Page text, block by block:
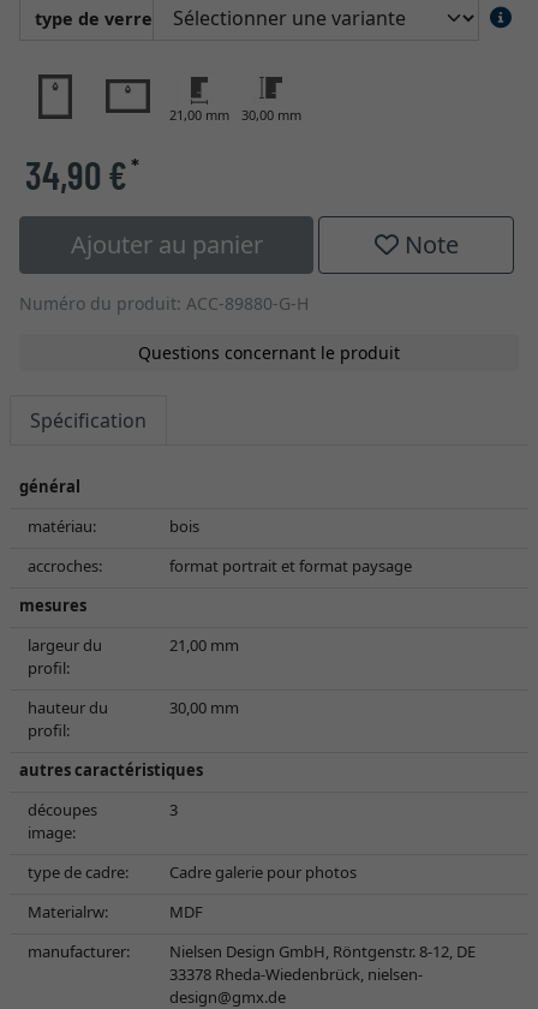
type de verre
21,00 mm 30,00 mm
34,90 €*
Ajouter au panier Note
Numéro du produit: ACC-89880-G-H
Questions concernant le produit
Spécification
général
matériau:
bois
accroches:
format portrait et format paysage
mesures
largeur du
profil:
21,00 mm
hauteur du
profil:
30,00 mm
autres caractéristiques
découpes
image:
3
type de cadre:
Cadre galerie pour photos
Materialrw:
MDF
manufacturer:
Nielsen Design GmbH, Röntgenstr. 8-12, DE
33378 Rheda-Wiedenbrück, nielsen-
design@gmx.de